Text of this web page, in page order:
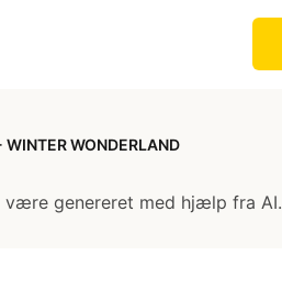
WONDERLAND
være genereret med hjælp fra AI.